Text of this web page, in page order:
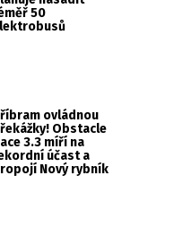
50
ovládnou
Obstacle
3.3 míří na
účast a
Nový rybník